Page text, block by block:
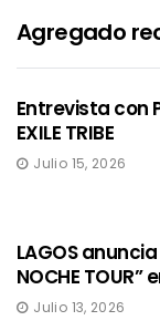
Agregado
Entrevista con
EXILE TRIBE
Julio 15, 2026
LAGOS anuncia
NOCHE TOUR”
Julio 13, 2026